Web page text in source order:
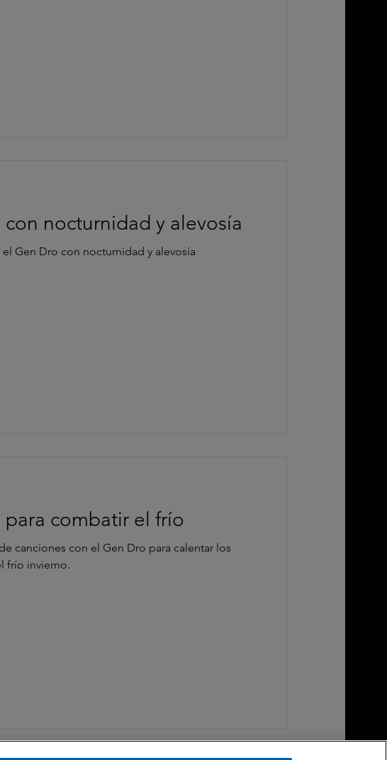
con nocturnidad y alevosía
Gen Dro con nocturnidad y alevosía
para combatir el frío
canciones con el Gen Dro para calentar los
frío invierno.